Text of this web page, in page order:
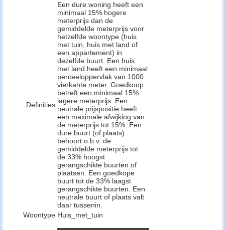
Definities
Een dure woning heeft een
minimaal 15% hogere
meterprijs dan de
gemiddelde meterprijs voor
hetzelfde woontype (huis
met tuin, huis met land of
een appartement) in
dezelfde buurt. Een huis
met land heeft een minimaal
perceeloppervlak van 1000
vierkante meter. Goedkoop
betreft een minimaal 15%
lagere meterprijs. Een
neutrale prijspositie heeft
een maximale afwijking van
de meterprijs tot 15%. Een
dure buurt (of plaats)
behoort o.b.v. de
gemiddelde meterprijs tot
de 33% hoogst
gerangschikte buurten of
plaatsen. Een goedkope
buurt tot de 33% laagst
gerangschikte buurten. Een
neutrale buurt of plaats valt
daar tussenin.
Woontype Huis_met_tuin